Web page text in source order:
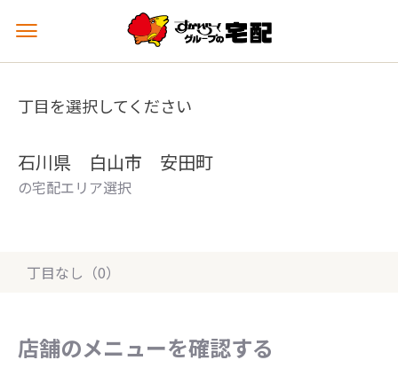
メ
ュ
を
丁目を選択してください
石川県 白山市 安田町
の宅配エリア選択
丁目なし（0）
店舗のメニューを確認する